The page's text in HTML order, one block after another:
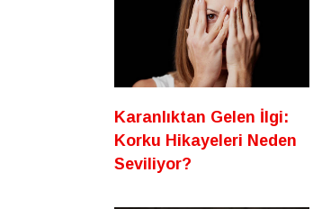
Karanlıktan Gelen İlgi:
Korku Hikayeleri Neden
Seviliyor?